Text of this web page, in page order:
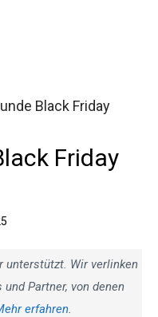
Black Friday
Friday
unterstützt. Wir verlinken
Partner, von denen
erfahren.